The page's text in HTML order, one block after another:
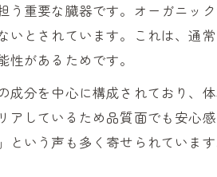
オーガニックサプ
無添加で続けられるオー
無添加オーガニッ
オーガニックサプ
無添加オーガニッ
う重要な臓器です。オーガニッ
いとされています。これは、
があるためです。
成分を中心に構成されており、
アしているため品質面でも安心
という声も多く寄せられています